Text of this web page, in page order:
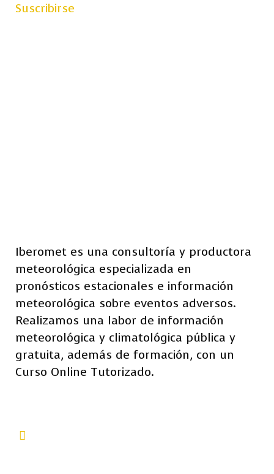
Suscribirse
Iberomet es una consultoría y productora
meteorológica especializada en
pronósticos estacionales e información
meteorológica sobre eventos adversos.
Realizamos una labor de información
meteorológica y climatológica pública y
gratuita, además de formación, con un
Curso Online Tutorizado.